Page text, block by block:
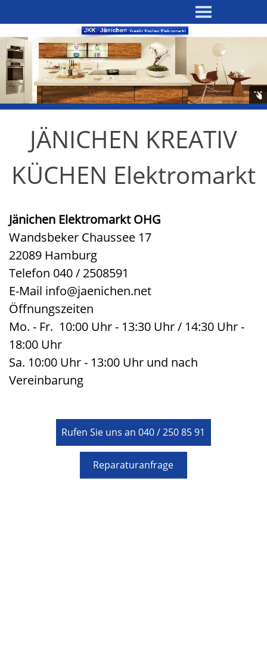
JÄNICHEN KREATIV
KÜCHEN Elektromarkt
Jänichen Elektromarkt OHG
Wandsbeker Chaussee 17
22089 Hamburg
Telefon 040 / 2508591
E-Mail info@jaenichen.net
Öffnungszeiten
Mo. - Fr. 10:00 Uhr - 13:30 Uhr / 14:30 Uhr -
18:00 Uhr
Sa. 10:00 Uhr - 13:00 Uhr und nach
Vereinbarung
Rufen Sie uns an 040 / 250 85 91
Reparaturanfrage